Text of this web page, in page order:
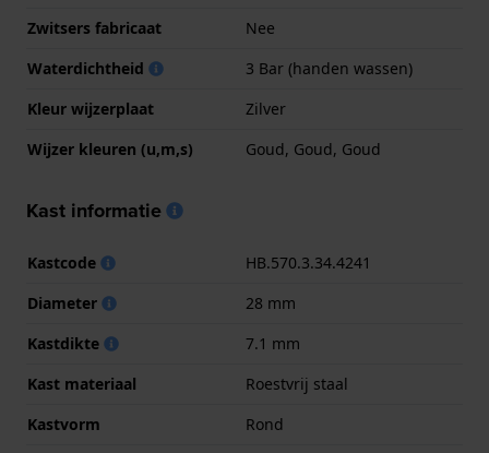
Zwitsers fabricaat
Nee
Waterdichtheid
3 Bar (handen wassen)
Kleur wijzerplaat
Zilver
Wijzer kleuren (u,m,s)
Goud, Goud, Goud
Kast informatie
Kastcode
HB.570.3.34.4241
Diameter
28 mm
Kastdikte
7.1 mm
Kast materiaal
Roestvrij staal
Kastvorm
Rond